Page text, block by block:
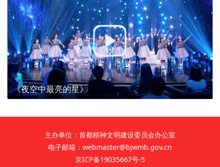
《夜空中最亮的星》
主办单位：首都精神文明建设委员会办公室
电子邮箱：webmaster@bjwmb.gov.cn
京ICP备19035667号-5